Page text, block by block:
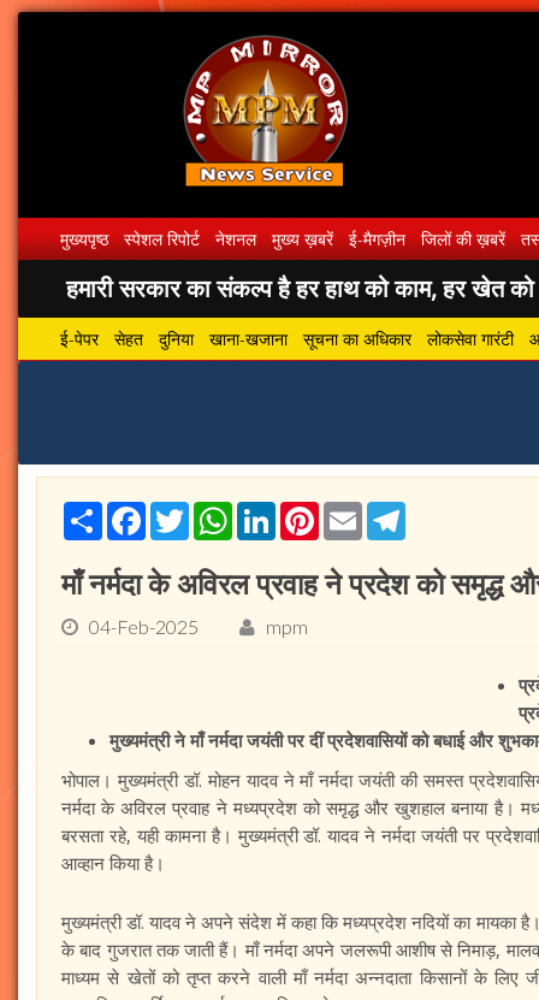
मुख्यपृष्ठ स्पेशल रिपोर्ट नेशनल मुख्य ख़बरें ई-मैगज़ीन जिलों की ख़बरें
हमारी सरकार का संकल्प है हर हाथ को काम, हर खेत को
ई-पेपर सेहत दुनिया खाना-खजाना सूचना का अधिकार लोकसेवा गारंटी
ShareFacebook
TwitterWhatsApp
LinkedInPinterest
Email
माँ नर्मदा के अविरल प्रवाह ने प्रदेश को समृद्ध
04-Feb-2025 mpm
मुख्यमंत्री ने माँ नर्मदा जयंती पर दीं प्रदेशवासियों को बधाई और
भोपाल। मुख्यमंत्री डॉ. मोहन यादव ने माँ नर्मदा जयंती की समस्त
नर्मदा के अविरल प्रवाह ने मध्यप्रदेश को समृद्ध और खुशहाल बनाया है।
बरसता रहे, यही कामना है। मुख्यमंत्री डॉ. यादव ने नर्मदा जयंती पर
आव्हान किया है।
मुख्यमंत्री डॉ. यादव ने अपने संदेश में कहा कि मध्यप्रदेश नदियों का मायका
के बाद गुजरात तक जाती हैं। माँ नर्मदा अपने जलरूपी आशीष से निमाड़,
माध्यम से खेतों को तृप्त करने वाली माँ नर्मदा अन्नदाता किसानों के लिए